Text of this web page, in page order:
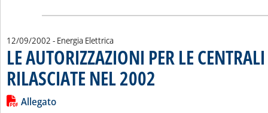
12/09/2002 - Energia Elettrica
LE AUTORIZZAZIONI PER LE
RILASCIATE NEL 2002
Leggi tutta la notizia: 'LE AUTORIZZAZIONI PER LE CENTRALI
Lista allegati PDF alla notizia
Allegato